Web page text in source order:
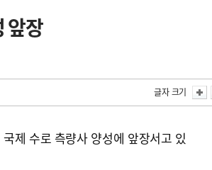
앞장
글자 크기
제 수로 측량사 양성에 앞장서고 있